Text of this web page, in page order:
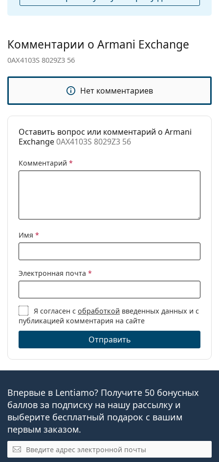
Другое
Категория:
Солнцезащитные очки
Бренд:
0AX4103S 8029Z3 56
Комментарии о Armani Exchange
0AX4103S 8029Z3 56
Нет комментариев
Оставить вопрос или комментарий о Armani
Exchange0AX4103S 8029Z3 56
Комментарий *
Имя *
Электронная почта *
Я согласен собработкой введенных данных и с
публикацией комментария на сайте
Отправить
Впервые в Lentiamo? Получите 50 бонусных
баллов за подписку на нашу рассылку и
выберите бесплатный подарок с вашим
первым заказом.
Электронная почта